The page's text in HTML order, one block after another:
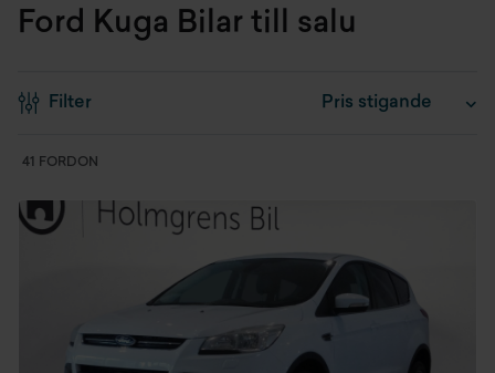
Ford Kuga Bilar till salu
Filter
41 FORDON